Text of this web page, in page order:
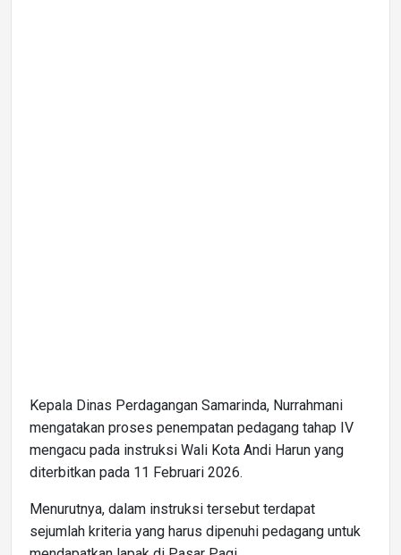
Kepala Dinas Perdagangan Samarinda, Nurrahmani
mengatakan proses penempatan pedagang tahap IV
mengacu pada instruksi Wali Kota Andi Harun yang
diterbitkan pada 11 Februari 2026.
Menurutnya, dalam instruksi tersebut terdapat
sejumlah kriteria yang harus dipenuhi pedagang untuk